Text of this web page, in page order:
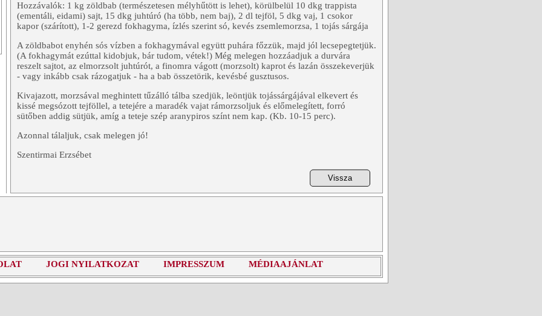
Hozzávalók: 1 kg zöldbab (természetesen mélyhűtött is lehet), körülbelül 10 dkg trappista
(ementáli, eidami) sajt, 15 dkg juhtúró (ha több, nem baj), 2 dl tejföl, 5 dkg vaj, 1 csokor
kapor (szárított), 1-2 gerezd fokhagyma, ízlés szerint só, kevés zsemlemorzsa, 1 tojás sárgája
A zöldbabot enyhén sós vízben a fokhagymával együtt puhára főzzük, majd jól lecsepegtetjük.
(A fokhagymát ezúttal kidobjuk, bár tudom, vétek!) Még melegen hozzáadjuk a durvára
reszelt sajtot, az elmorzsolt juhtúrót, a finomra vágott (morzsolt) kaprot és lazán összekeverjük
- vagy inkább csak rázogatjuk - ha a bab összetörik, kevésbé gusztusos.
Kivajazott, morzsával meghintett tűzálló tálba szedjük, leöntjük tojássárgájával elkevert és
kissé megsózott tejföllel, a tetejére a maradék vajat rámorzsoljuk és előmelegített, forró
sütőben addig sütjük, amíg a teteje szép aranypiros színt nem kap. (Kb. 10-15 perc).
Azonnal tálaljuk, csak melegen jó!
Szentirmai Erzsébet
JOGI NYILATKOZAT IMPRESSZUM MÉDIAAJÁNLAT